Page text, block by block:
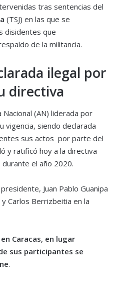
tras sentencias del
(TSJ) en las que se
disidentes que
de la militancia.
ilegal por
directiva
(AN) liderada por
vigencia, siendo declarada
sus actos por parte del
y ratificó hoy a la directiva
el año 2020.
Juan Pablo Guanipa
Carlos Berrizbeitia en la
Caracas, en lugar
sus participantes se
.